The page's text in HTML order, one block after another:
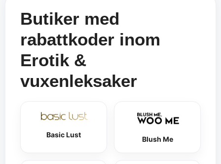
Butiker med
rabattkoder inom
Erotik &
vuxenleksaker
Basic Lust
Blush Me